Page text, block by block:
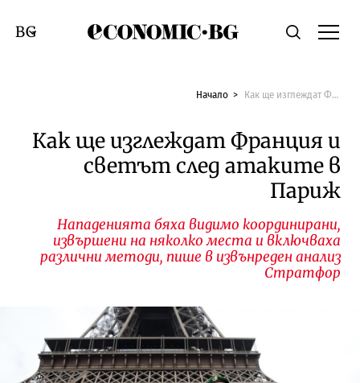
Economic.bgТърсене
Смяна на език
Начало Как ще изглеждат Франция и светът след атаките в Париж
Как ще изглеждат Франция и
светът след атаките в
Париж
Нападенията бяха видимо координирани,
извършени на няколко места и включваха
различни методи, пише в извънреден анализ
Стратфор